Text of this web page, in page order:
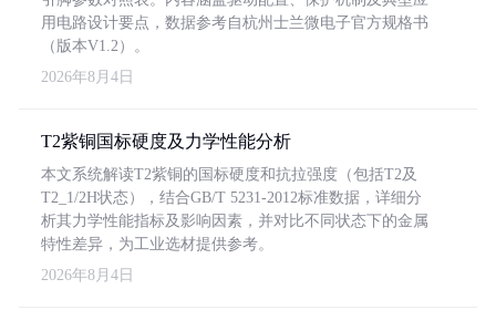
用电路设计要点，数据参考自杭州士兰微电子官方规格书
（版本V1.2）。
2026年8月4日
T2紫铜国标硬度及力学性能分析
本文系统解读T2紫铜的国标硬度和抗拉强度（包括T2及
T2_1/2H状态），结合GB/T 5231-2012标准数据，详细分
析其力学性能指标及影响因素，并对比不同状态下的金属
特性差异，为工业选材提供参考。
2026年8月4日